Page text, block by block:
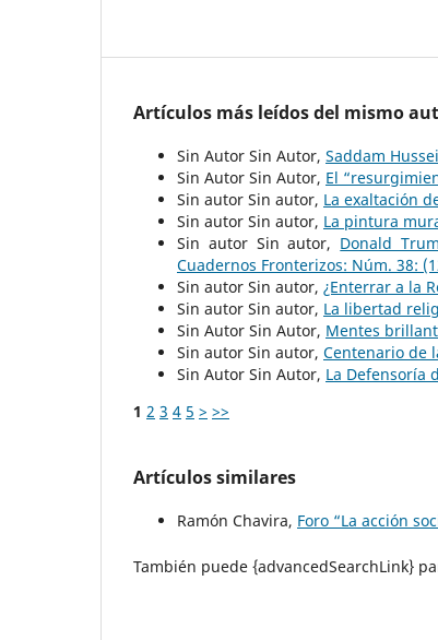
Artículos más leídos del mismo
Sin Autor Sin Autor, Saddam
Sin Autor Sin Autor, El
Sin autor Sin autor, La exaltación
Sin autor Sin autor, La pintura
Sin autor Sin autor, Donald
Cuadernos Fronterizos: Núm. 38:
Sin autor Sin autor, ¿Enterrar a la
Sin autor Sin autor, La libertad
Sin Autor Sin Autor, Mentes
Sin autor Sin autor, Centenario de
Sin Autor Sin Autor, La Defensoría
1 2 3 4 5 > >>
Artículos similares
Ramón Chavira, Foro “La acción
También puede {advancedSearchLink}